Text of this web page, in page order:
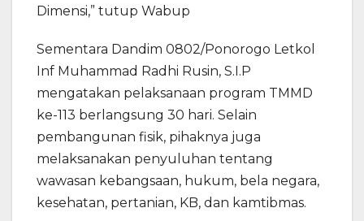
Dimensi,” tutup Wabup
Sementara Dandim 0802/Ponorogo Letkol
Inf Muhammad Radhi Rusin, S.I.P
mengatakan pelaksanaan program TMMD
ke-113 berlangsung 30 hari. Selain
pembangunan fisik, pihaknya juga
melaksanakan penyuluhan tentang
wawasan kebangsaan, hukum, bela negara,
kesehatan, pertanian, KB, dan kamtibmas.